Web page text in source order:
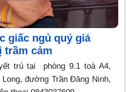
giấc ngủ quý giá
trầm cảm
trú tại phòng 9.1 toà A4,
Long, đường Trần Đăng Ninh,